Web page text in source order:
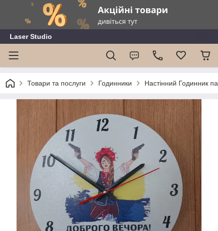
Laser Studio
Товари та послуги Годинники Настінний Годинник